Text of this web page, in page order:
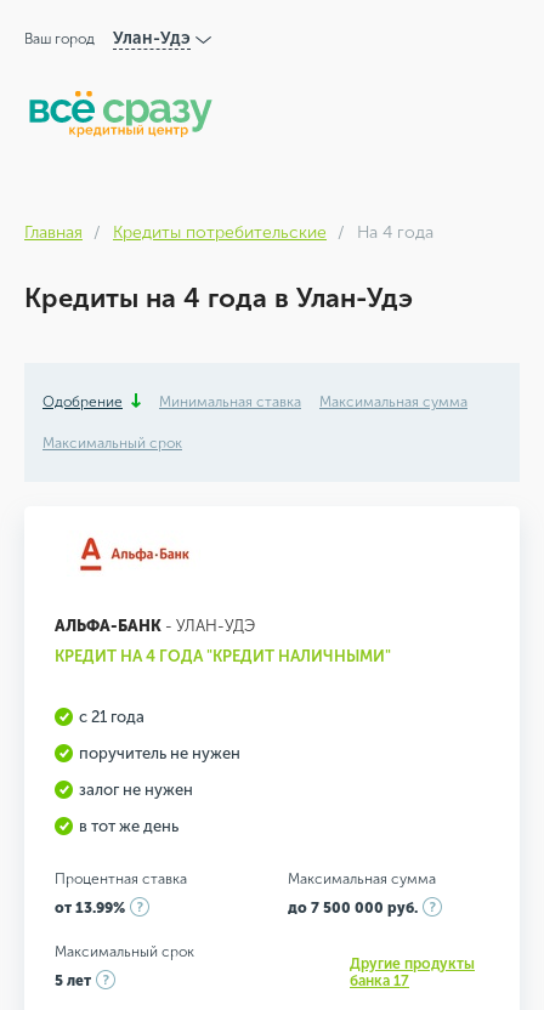
Ваш город Улан-Удэ
Главная Кредиты потребительские На 4 года
Кредиты на 4 года в Улан-Удэ
Одобрение Минимальная ставка Максимальная сумма
Максимальный срок
АЛЬФА-БАНК - УЛАН-УДЭ
КРЕДИТ НА 4 ГОДА "КРЕДИТ НАЛИЧНЫМИ"
с 21 года
поручитель не нужен
залог не нужен
в тот же день
Процентная ставка
от 13.99%
Максимальная сумма
до 7 500 000 руб.
Максимальный срок
5 лет
Другие продукты
банка 17